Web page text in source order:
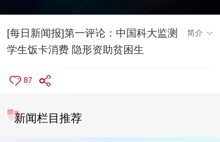
[每日新闻报]第一评论：中国科大监测
学生饭卡消费 隐形资助贫困生
简介
87
新闻栏目推荐